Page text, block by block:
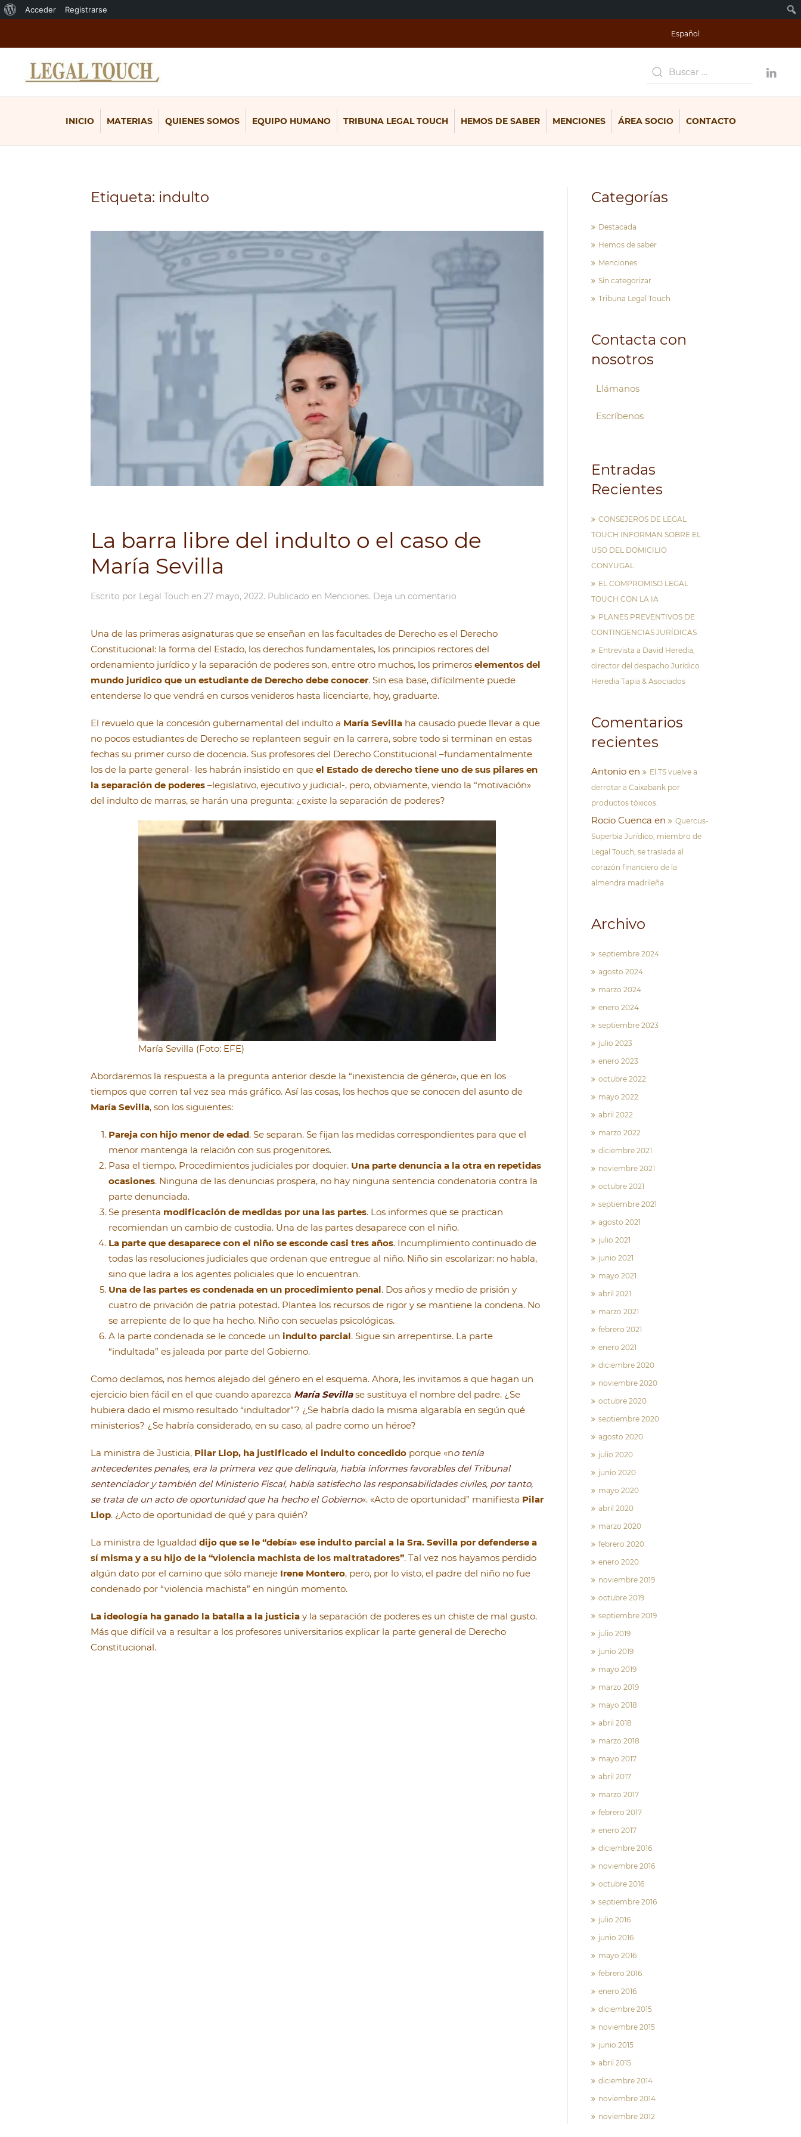
Acerca
WordPress
Acceder Registrarse
Español
INICIO MATERIAS QUIENES SOMOS EQUIPO HUMANO TRIBUNA LEGAL TOUCH HEMOS DE SABER MENCIONES ÁREA SOCIO CONTACTO
Etiqueta: indulto
La barra libre del indulto o el caso de
María Sevilla
Escrito por Legal Touch en 27 mayo, 2022. Publicado en Menciones. Deja un comentario
Una de las primeras asignaturas que se enseñan en las facultades de Derecho es el Derecho
Constitucional: la forma del Estado, los derechos fundamentales, los principios rectores del
ordenamiento jurídico y la separación de poderes son, entre otro muchos, los primeros elementos del
mundo jurídico que un estudiante de Derecho debe conocer. Sin esa base, difícilmente puede
entenderse lo que vendrá en cursos venideros hasta licenciarte, hoy, graduarte.
El revuelo que la concesión gubernamental del indulto a María Sevilla ha causado puede llevar a que
no pocos estudiantes de Derecho se replanteen seguir en la carrera, sobre todo si terminan en estas
fechas su primer curso de docencia. Sus profesores del Derecho Constitucional –fundamentalmente
los de la parte general- les habrán insistido en que el Estado de derecho tiene uno de sus pilares en
la separación de poderes –legislativo, ejecutivo y judicial-, pero, obviamente, viendo la “motivación»
del indulto de marras, se harán una pregunta: ¿existe la separación de poderes?
María Sevilla (Foto: EFE)
Abordaremos la respuesta a la pregunta anterior desde la “inexistencia de género», que en los
tiempos que corren tal vez sea más gráfico. Así las cosas, los hechos que se conocen del asunto de
María Sevilla, son los siguientes:
Pareja con hijo menor de edad. Se separan. Se fijan las medidas correspondientes para que el
menor mantenga la relación con sus progenitores.
Pasa el tiempo. Procedimientos judiciales por doquier. Una parte denuncia a la otra en repetidas
ocasiones. Ninguna de las denuncias prospera, no hay ninguna sentencia condenatoria contra la
parte denunciada.
Se presenta modificación de medidas por una las partes. Los informes que se practican
recomiendan un cambio de custodia. Una de las partes desaparece con el niño.
La parte que desaparece con el niño se esconde casi tres años. Incumplimiento continuado de
todas las resoluciones judiciales que ordenan que entregue al niño. Niño sin escolarizar: no habla,
sino que ladra a los agentes policiales que lo encuentran.
Una de las partes es condenada en un procedimiento penal. Dos años y medio de prisión y
cuatro de privación de patria potestad. Plantea los recursos de rigor y se mantiene la condena. No
se arrepiente de lo que ha hecho. Niño con secuelas psicológicas.
A la parte condenada se le concede un indulto parcial. Sigue sin arrepentirse. La parte
“indultada” es jaleada por parte del Gobierno.
Como decíamos, nos hemos alejado del género en el esquema. Ahora, les invitamos a que hagan un
ejercicio bien fácil en el que cuando aparezca María Sevillase sustituya el nombre del padre. ¿Se
hubiera dado el mismo resultado “indultador”? ¿Se habría dado la misma algarabía en según qué
ministerios? ¿Se habría considerado, en su caso, al padre como un héroe?
La ministra de Justicia, Pilar Llop, ha justificado el indulto concedido porque «no tenía
antecedentes penales, era la primera vez que delinquía, había informes favorables del Tribunal
sentenciador y también del Ministerio Fiscal, había satisfecho las responsabilidades civiles, por tanto,
se trata de un acto de oportunidad que ha hecho el Gobierno«. «Acto de oportunidad” manifiesta Pilar
Llop. ¿Acto de oportunidad de qué y para quién?
La ministra de Igualdad dijo que se le “debía» ese indulto parcial a la Sra. Sevilla por defenderse a
sí misma y a su hijo de la “violencia machista de los maltratadores”. Tal vez nos hayamos perdido
algún dato por el camino que sólo maneje Irene Montero, pero, por lo visto, el padre del niño no fue
condenado por “violencia machista” en ningún momento.
La ideología ha ganado la batalla a la justicia y la separación de poderes es un chiste de mal gusto.
Más que difícil va a resultar a los profesores universitarios explicar la parte general de Derecho
Constitucional.
Categorías
Destacada
Hemos de saber
Menciones
Sin categorizar
Tribuna Legal Touch
Contacta con
nosotros
Llámanos
Escríbenos
Entradas
Recientes
CONSEJEROS DE LEGAL
TOUCH INFORMAN SOBRE EL
USO DEL DOMICILIO
CONYUGAL
EL COMPROMISO LEGAL
TOUCH CON LA IA
PLANES PREVENTIVOS DE
CONTINGENCIAS JURÍDICAS
Entrevista a David Heredia,
director del despacho Jurídico
Heredia Tapia & Asociados
Comentarios
recientes
Antonio en
El TS vuelve a
derrotar a Caixabank por
productos tóxicos.
Rocio Cuenca en
Quercus-
Superbia Jurídico, miembro de
Legal Touch, se traslada al
corazón financiero de la
almendra madrileña
Archivo
septiembre 2024
agosto 2024
marzo 2024
enero 2024
septiembre 2023
julio 2023
enero 2023
octubre 2022
mayo 2022
abril 2022
marzo 2022
diciembre 2021
noviembre 2021
octubre 2021
septiembre 2021
agosto 2021
julio 2021
junio 2021
mayo 2021
abril 2021
marzo 2021
febrero 2021
enero 2021
diciembre 2020
noviembre 2020
octubre 2020
septiembre 2020
agosto 2020
julio 2020
junio 2020
mayo 2020
abril 2020
marzo 2020
febrero 2020
enero 2020
noviembre 2019
octubre 2019
septiembre 2019
julio 2019
junio 2019
mayo 2019
marzo 2019
mayo 2018
abril 2018
marzo 2018
mayo 2017
abril 2017
marzo 2017
febrero 2017
enero 2017
diciembre 2016
noviembre 2016
octubre 2016
septiembre 2016
julio 2016
junio 2016
mayo 2016
febrero 2016
enero 2016
diciembre 2015
noviembre 2015
junio 2015
abril 2015
diciembre 2014
noviembre 2014
noviembre 2012